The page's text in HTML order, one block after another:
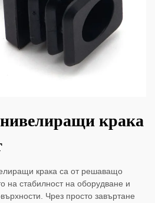
крака
крака са от решаващо
на стабилност на оборудване и
Чрез просто завъртане